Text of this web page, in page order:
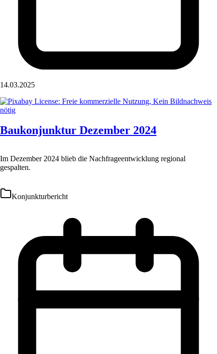
14.03.2025
Baukonjunktur Dezember 2024
Im Dezember 2024 blieb die Nachfrageentwicklung regional
gespalten.
Konjunkturbericht